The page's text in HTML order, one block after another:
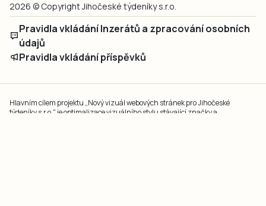
2026 © Copyright Jihočeské týdeníky s.r.o.
Pravidla vkládání Inzerátů a zpracování osobních
údajů
Pravidla vkládání příspěvků
Hlavním cílem projektu „Nový vizuál webových stránek pro Jihočeské
týdeníky s.r.o." je optimalizace vizuálního stylu stávající značky a